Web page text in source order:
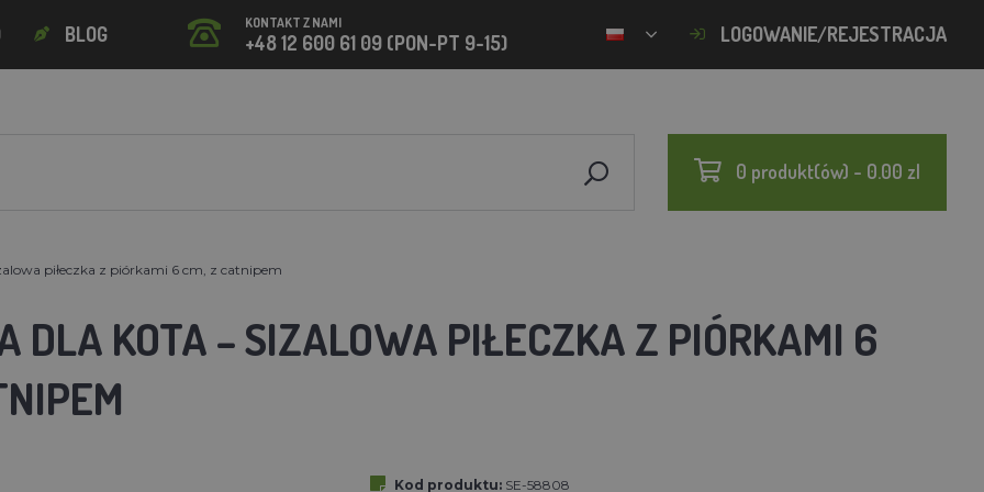
BLOG KONTAKT Z NAMI
+48 12 600 61 09 (PON-PT 9-15) LOGOWANIE/REJESTRACJA
0 produkt(ów) - 0.00 zl
piłeczka z piórkami 6 cm, z catnipem
DLA KOTA – SIZALOWA PIŁECZKA Z PIÓRKAMI 6
Kod produktu: SE-58808